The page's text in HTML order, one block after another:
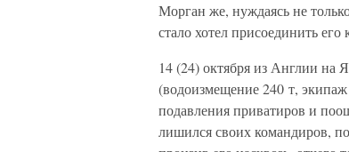
Морган же, нуждаясь не
стало хотел присоединить
14 (24) октября из Англии
(водоизмещение 240 т,
подавления приватиров и
лишился своих командиров,